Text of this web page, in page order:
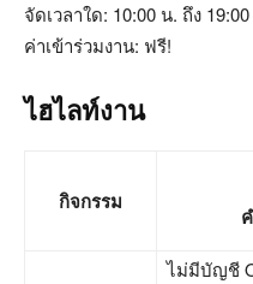
จัดเวลาใด: 10:00 น. ถึง
ค่าเข้าร่วมงาน: ฟรี!
ไฮไลท์งาน
กิจกรรม
ไม่มีบัญชี